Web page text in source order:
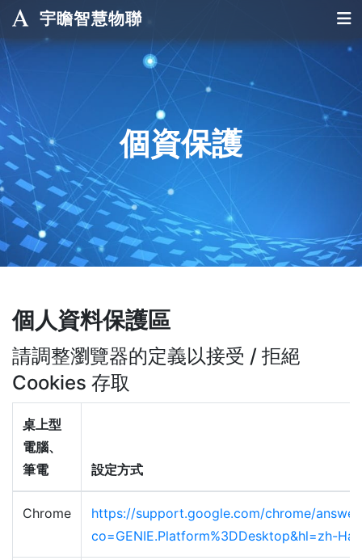
宇瞻智慧物聯
個資保護
個人資料保護區
請調整瀏覽器的定義以接受 / 拒絕
Cookies 存取
桌上型
電腦、
筆電
設定方式
Chrome
https://support.google.com/chrome/
co=GENIE.Platform%3DDesktop&hl=zh-